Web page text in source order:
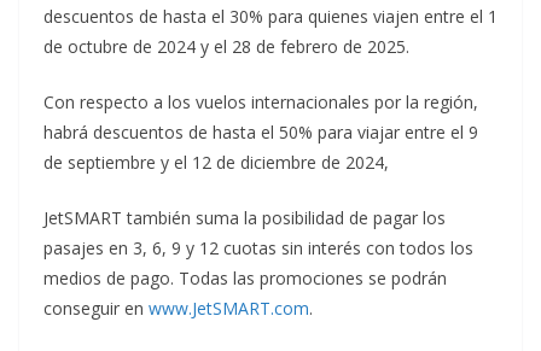
descuentos de hasta el 30% para quienes viajen entre el 1
de octubre de 2024 y el 28 de febrero de 2025.
Con respecto a los vuelos internacionales por la región,
habrá descuentos de hasta el 50% para viajar entre el 9
de septiembre y el 12 de diciembre de 2024,
JetSMART también suma la posibilidad de pagar los
pasajes en 3, 6, 9 y 12 cuotas sin interés con todos los
medios de pago. Todas las promociones se podrán
conseguir en www.JetSMART.com.